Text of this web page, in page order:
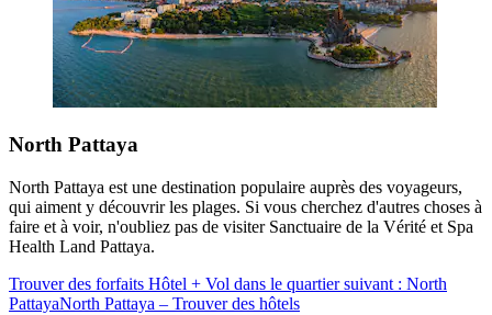
North Pattaya
North Pattaya est une destination populaire auprès des voyageurs,
qui aiment y découvrir les plages. Si vous cherchez d'autres choses à
faire et à voir, n'oubliez pas de visiter Sanctuaire de la Vérité et Spa
Health Land Pattaya.
Trouver des forfaits Hôtel + Vol dans le quartier suivant : North
PattayaNorth Pattaya – Trouver des hôtels